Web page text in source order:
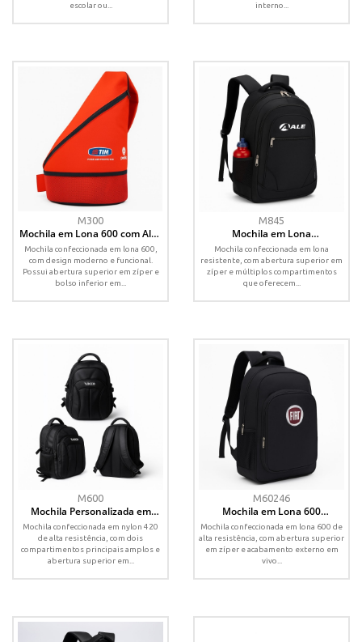
escolar ou...
interno...
M300
Mochila em Lona 600 com Alça
Diagonal e Bolso em Tela
Mochila confeccionada em lona 600,
com design moderno e funcional.
Possui abertura superior em zíper e
bolso inferior em...
M845
Mochila em Lona
Personalizada com Bolsos
Laterais e Alças Acolchoadas
Mochila confeccionada em lona
resistente, com abertura superior em
zíper e múltiplos compartimentos
que oferecem...
M600
Mochila Personalizada em
Nylon 420 com Compartimento
Acolchoado para Notebook
Mochila confeccionada em nylon 420
de alta resistência, com dois
compartimentos principais amplos e
abertura superior em...
M60246
Mochila em Lona 600
Personalizada com
Compartimento para Notebook
Mochila confeccionada em lona 600 de
alta resistência, com abertura superior
em zíper e acabamento externo em
vivo...